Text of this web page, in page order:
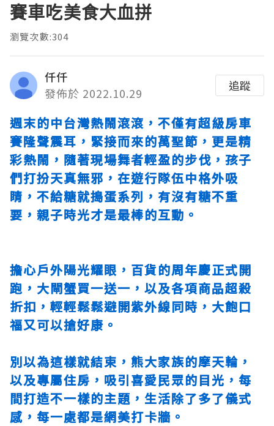
賽車吃美食大血拼
瀏覽次數:304
仟仟
發佈於 2022.10.29
追蹤
週末的中台灣熱鬧滾滾，不僅有超級房車
賽隆聲震耳，緊接而來的萬聖節，更是精
彩熱鬧，隨著現場舞者輕盈的步伐，孩子
們打扮天真無邪，在遊行隊伍中格外吸
睛，不給糖就搗蛋系列，有沒有糖不重
要，親子時光才是最棒的互動。
擔心戶外陽光耀眼，百貨的周年慶正式開
跑，大閘蟹買一送一，以及各項商品超殺
折扣，輕輕鬆鬆避開紫外線同時，大飽口
福又可以搶好康。
別以為這樣就結束，熊大家族的摩天輪，
以及專屬住房，吸引喜愛民眾的目光，每
間打造不一樣的主題，生活除了多了儀式
感，每一處都是網美打卡牆。